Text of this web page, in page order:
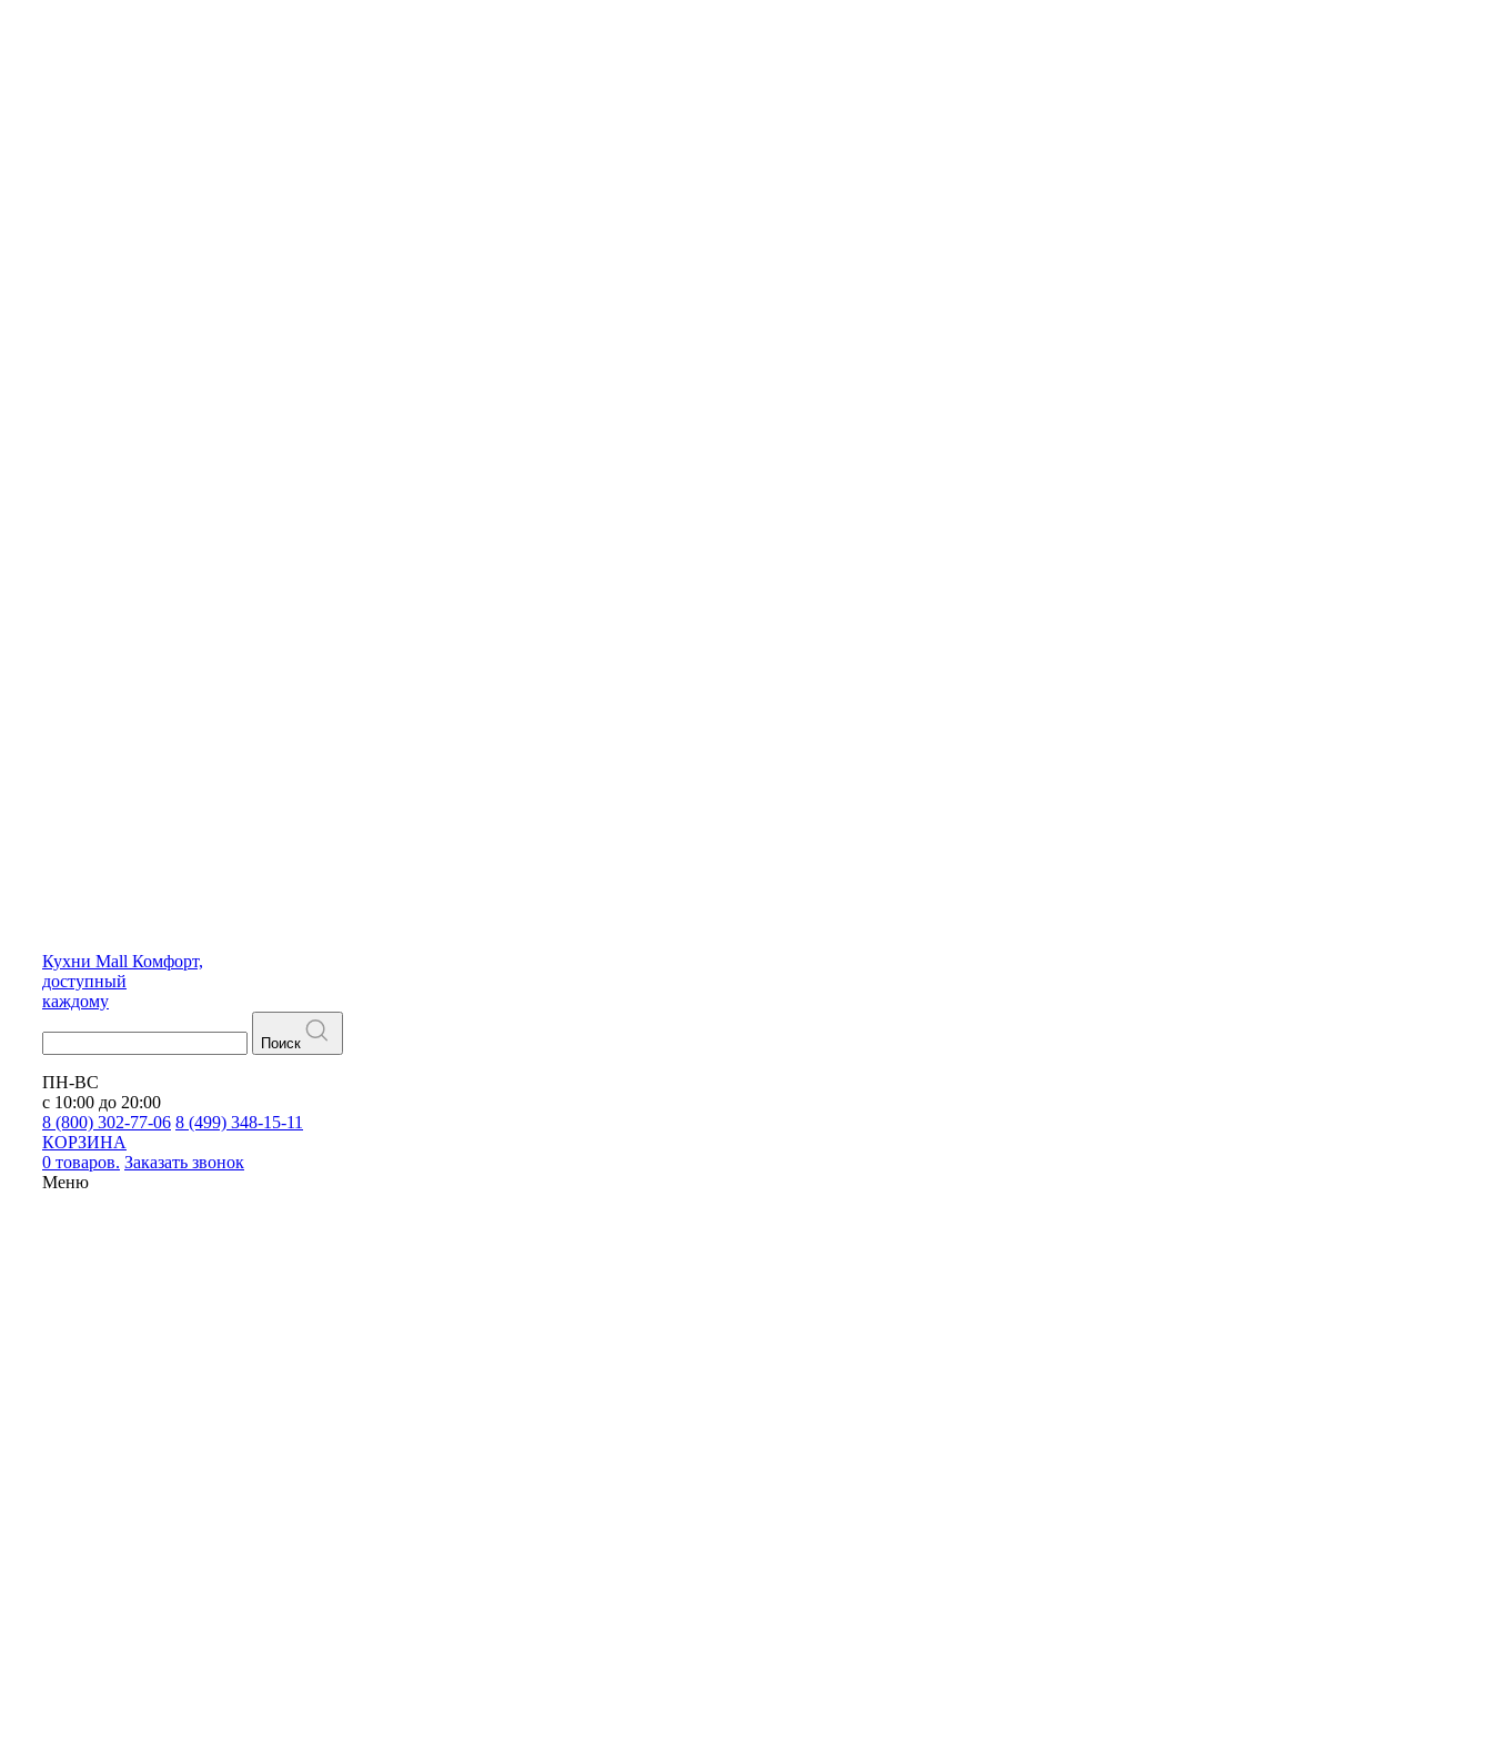
Кухни Mall Комфорт,
доступный
каждому
Поиск
ПН-ВС
с 10:00 до 20:00
8 (800) 302-77-06 8 (499) 348-15-11
КОРЗИНА
0 товаров. Заказать звонок
Меню